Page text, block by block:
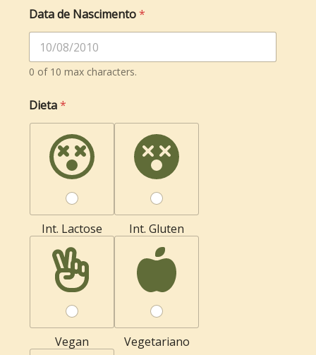
i
m
e
t
o
Data de Nascimento*
0 of 10 max characters.
Dieta*
Int. Lactose Int. Gluten
Vegan Vegetariano